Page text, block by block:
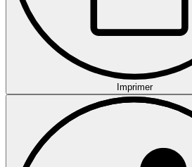
Imprimer